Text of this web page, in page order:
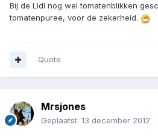
Bij de Lidl nog wel tomatenblikken
tomatenpuree, voor de zekerheid.
Quote
Mrsjones
Geplaatst: 13 december 2012